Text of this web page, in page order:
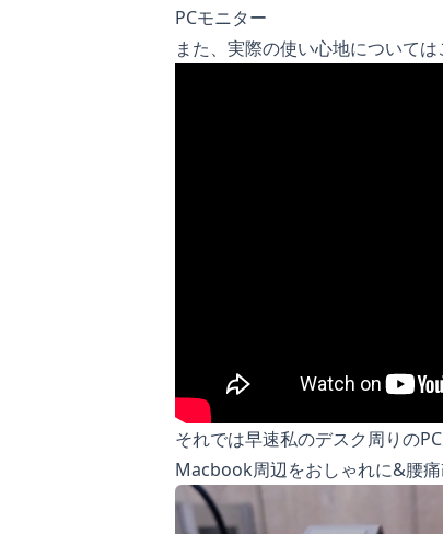
PCモニター
また、実際の使い心地について
それでは早速私のデスク周りの
Macbook周辺をおしゃれに&腰